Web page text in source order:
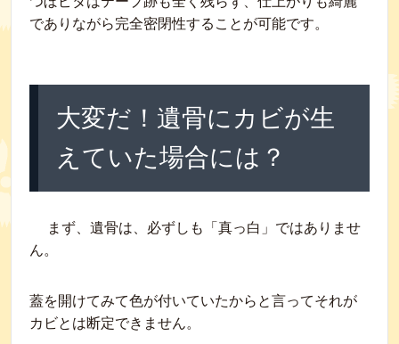
でありながら完全密閉性することが可能です。
大変だ！遺骨にカビが生
えていた場合には？
まず、遺骨は、必ずしも「真っ白」ではありませ
ん。
蓋を開けてみて色が付いていたからと言ってそれが
カビとは断定できません。